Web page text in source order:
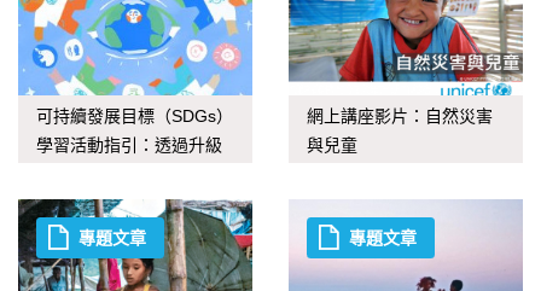
可持續發展目標（SDGs）
學習活動指引：透過升級
網上講座影片：自然災害
與兒童
專題文章 專題文章